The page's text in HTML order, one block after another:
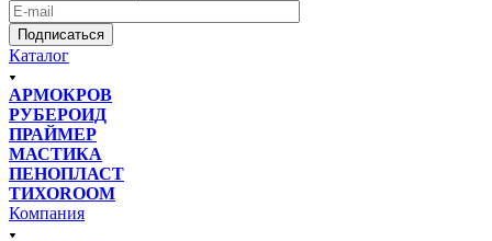
Подписаться
Каталог
АРМОКРОВ
РУБЕРОИД
ПРАЙМЕР
МАСТИКА
ПЕНОПЛАСТ
ТИХОROOM
Компания